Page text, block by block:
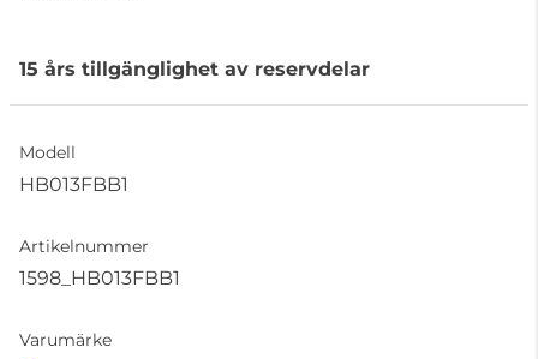
15 års tillgänglighet av reservdelar
Modell
HB013FBB1
Artikelnummer
1598_HB013FBB1
Varumärke